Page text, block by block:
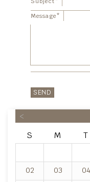
Message*
<
S M T
02
03 04